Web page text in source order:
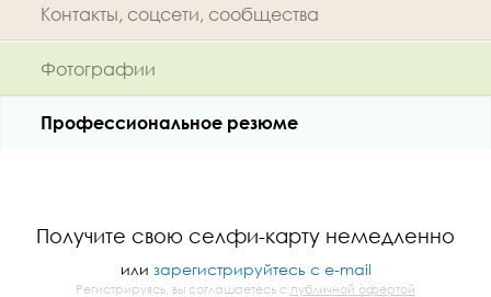
Контакты, соцсети, сообщества
Фотографии
Профессиональное резюме
Получите свою селфи-карту немедленно
или зарегистрируйтесь с e-mail
Регистрируясь, вы соглашаетесь с публичной офертой